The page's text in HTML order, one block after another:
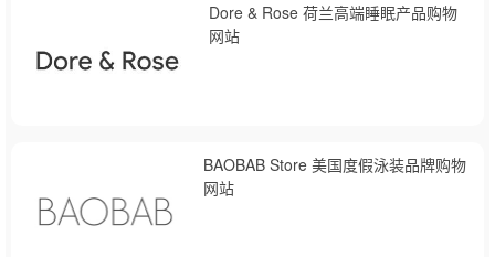
Dore & Rose 荷兰高端睡眠产品购物
网站
BAOBAB Store 美国度假泳装品牌购物
网站